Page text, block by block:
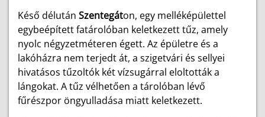
Késő délután Szentegáton, egy melléképülettel
egybeépített fatárolóban keletkezett tűz, amely
nyolc négyzetméteren égett. Az épületre és a
lakóházra nem terjedt át, a szigetvári és sellyei
hivatásos tűzoltók két vízsugárral eloltották a
lángokat. A tűz vélhetően a tárolóban lévő
fűrészpor öngyulladása miatt keletkezett.